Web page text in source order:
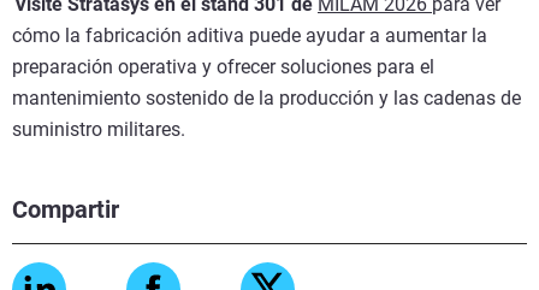
Compartir
cómo la fabricación aditiva puede ayudar a aumentar la
preparación operativa y ofrecer soluciones para el
mantenimiento sostenido de la producción y las cadenas de
suministro militares.